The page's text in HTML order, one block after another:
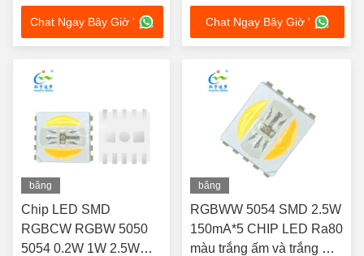
Trắng Lạnh
Chat Ngay Bây Giờ ' Chat Ngay Bây Giờ '
băng
hình
Chip LED SMD
RGBCW RGBW 5050
5054 0.2W 1W 2.5W
băng
hình
RGBWW 5054 SMD 2.5W
150mA*5 CHIP LED Ra80
màu trắng ấm và trắng mát